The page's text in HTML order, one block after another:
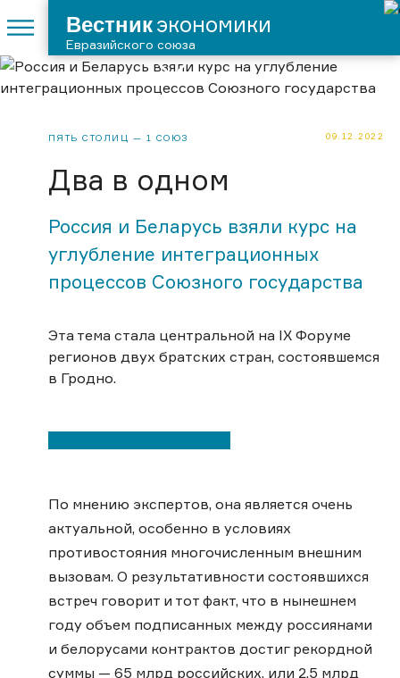
Вестникэкономики
Евразийского союза
ПЯТЬ СТОЛИЦ — 1 СОЮЗ 09.12.2022
Два в одном
Россия и Беларусь взяли курс на
углубление интеграционных
процессов Союзного государства
Эта тема стала центральной на IX Форуме
регионов двух братских стран, состоявшемся
в Гродно.
По мнению экспертов, она является очень
актуальной, особенно в условиях
противостояния многочисленным внешним
вызовам. О результативности состоявшихся
встреч говорит и тот факт, что в нынешнем
году объем подписанных между россиянами
и белорусами контрактов достиг рекордной
суммы — 65 млрд российских, или 2,5 млрд